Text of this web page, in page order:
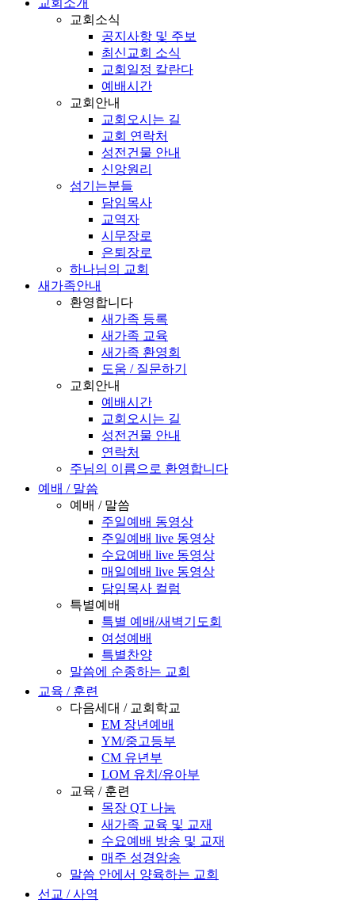
교회소개
교회소식
공지사항 및 주보
최신교회 소식
교회일정 칼란다
예배시간
교회안내
교회오시는 길
교회 연락처
성전건물 안내
신앙원리
섬기는분들
담임목사
교역자
시무장로
은퇴장로
하나님의 교회
새가족안내
환영합니다
새가족 등록
새가족 교육
새가족 환영회
도움 / 질문하기
교회안내
예배시간
교회오시는 길
성전건물 안내
연락처
주님의 이름으로 환영합니다
예배 / 말씀
예배 / 말씀
주일예배 동영상
주일예배 live 동영상
수요예배 live 동영상
매일예배 live 동영상
담임목사 컬럼
특별예배
특별 예배/새벽기도회
여성예배
특별찬양
말씀에 순종하는 교회
교육 / 훈련
다음세대 / 교회학교
EM 장년예배
YM/중고등부
CM 유년부
LOM 유치/유아부
교육 / 훈련
목장 QT 나눔
새가족 교육 및 교재
수요예배 방송 및 교재
매주 성경암송
말씀 안에서 양육하는 교회
선교 / 사역